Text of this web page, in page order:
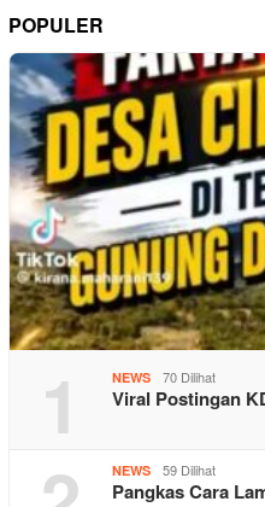
POPULER
1 NEWS 70 Dilihat
Viral Postingan
NEWS 59 Dilihat
Pangkas Cara